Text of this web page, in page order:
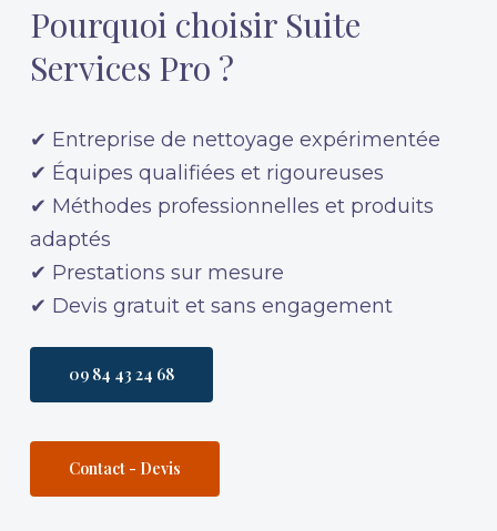
Pourquoi choisir Suite
Services Pro ?
✔ Entreprise de nettoyage expérimentée
✔ Équipes qualifiées et rigoureuses
✔ Méthodes professionnelles et produits
adaptés
✔ Prestations sur mesure
✔ Devis gratuit et sans engagement
09 84 43 24 68
Contact - Devis